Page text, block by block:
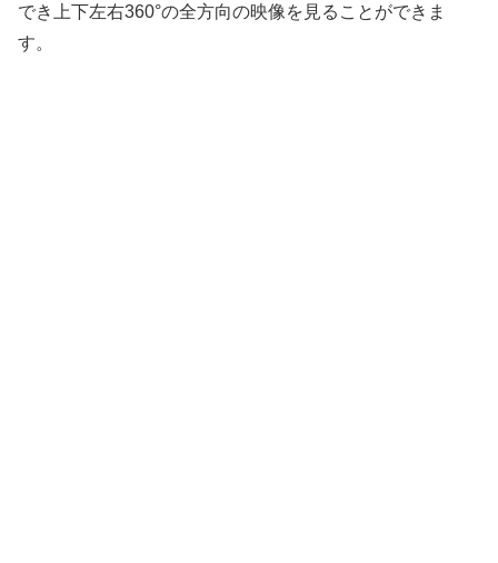
でき上下左右360°の全方向の映像を見ることができま
す。